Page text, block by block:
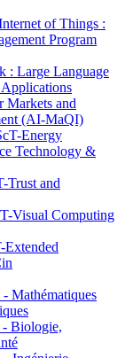
of Things :
Program
: Large Language
and
(AI-MaQI)
Energy
Technology &
Trust and
Visual Computing
Mathématiques
Biologie,